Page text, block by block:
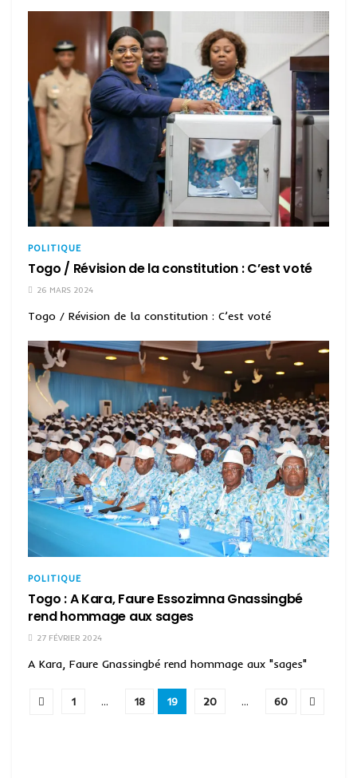
POLITIQUE
Togo / Révision de la constitution : C’est voté
26 MARS 2024
Togo / Révision de la constitution : C’est voté
POLITIQUE
Togo : A Kara, Faure Essozimna Gnassingbé
rend hommage aux sages
27 FÉVRIER 2024
A Kara, Faure Gnassingbé rend hommage aux "sages"
1 … 18 19 20 … 60